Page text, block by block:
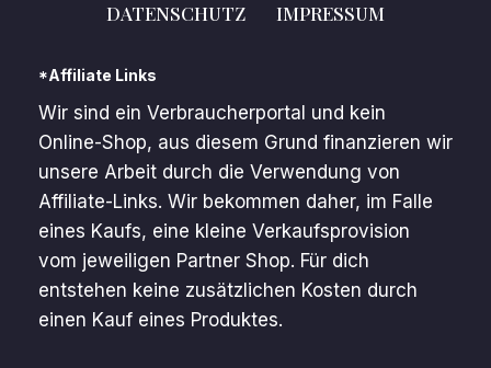
DATENSCHUTZ IMPRESSUM
*Affiliate Links
Wir sind ein Verbraucherportal und kein
Online-Shop, aus diesem Grund finanzieren wir
unsere Arbeit durch die Verwendung von
Affiliate-Links. Wir bekommen daher, im Falle
eines Kaufs, eine kleine Verkaufsprovision
vom jeweiligen Partner Shop. Für dich
entstehen keine zusätzlichen Kosten durch
einen Kauf eines Produktes.